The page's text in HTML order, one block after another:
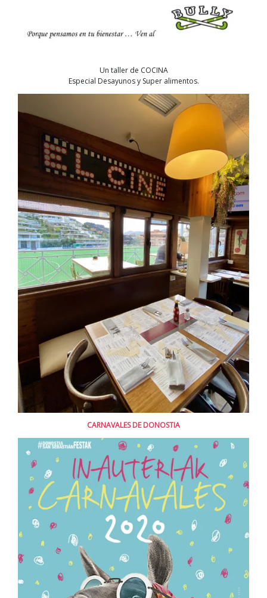
Un taller de COCINA
Especial Desayunos y Super alimentos.
CARNAVALES DE DONOSTIA